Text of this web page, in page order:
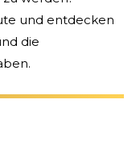
und entdecken
die